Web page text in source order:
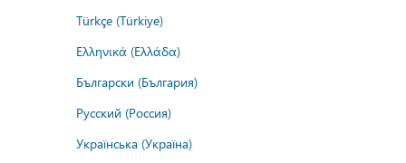
Türkçe (Türkiye)
Ελληνικά (Ελλάδα)
Български (България)
Русский (Россия)
Українська (Україна)